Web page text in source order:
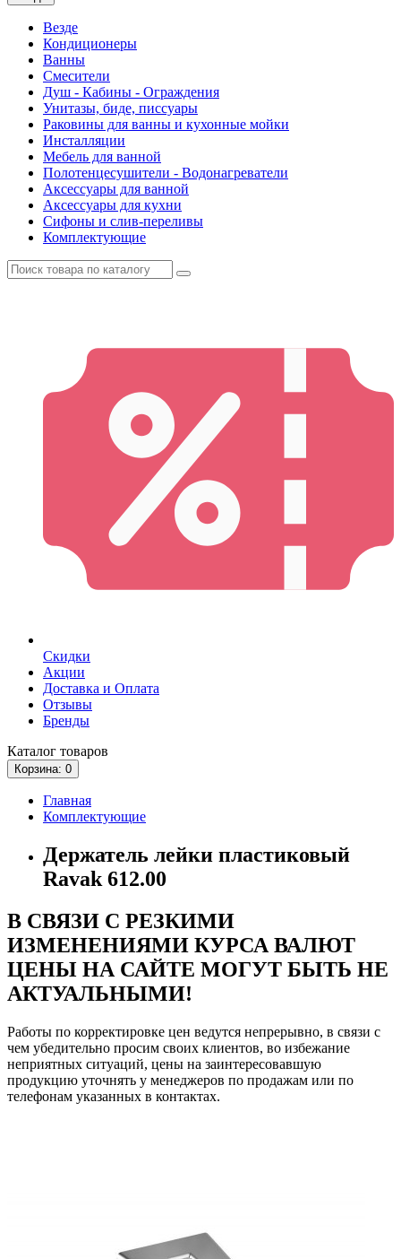
Везде
Кондиционеры
Ванны
Смесители
Душ - Кабины - Ограждения
Унитазы, биде, писсуары
Раковины для ванны и кухонные мойки
Инсталляции
Мебель для ванной
Полотенцесушители - Водонагреватели
Аксессуары для ванной
Аксессуары для кухни
Сифоны и слив-переливы
Комплектующие
Скидки
Акции
Доставка и Оплата
Отзывы
Бренды
Каталог товаров
Корзина: 0
Главная
Комплектующие
Держатель лейки пластиковый
Ravak 612.00
В СВЯЗИ С РЕЗКИМИ
ИЗМЕНЕНИЯМИ КУРСА ВАЛЮТ
ЦЕНЫ НА САЙТЕ МОГУТ БЫТЬ НЕ
АКТУАЛЬНЫМИ!
Работы по корректировке цен ведутся непрерывно, в связи с
чем убедительно просим своих клиентов, во избежание
неприятных ситуаций, цены на заинтересовавшую
продукцию уточнять у менеджеров по продажам или по
телефонам указанных в контактах.